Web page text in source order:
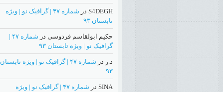
S4DEGH در
شماره ۴۷ | گرافیک نو | ویژه
تابستان ۹۳
حکیم ابولقاسم فردوسی در
شماره ۴۷ |
گرافیک نو | ویژه تابستان ۹۳
د.ر در
شماره ۴۷ | گرافیک نو | ویژه تابستان
۹۳
SINA در
شماره ۴۷ | گرافیک نو | ویژه